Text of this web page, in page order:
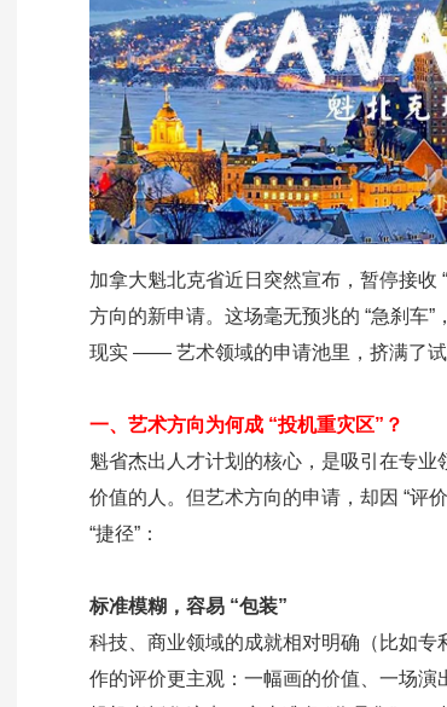
加拿大魁北克省近日突然宣布，暂停接收
方向的新申请。这场毫无预兆的 “急刹车
现实 —— 艺术领域的申请池里，挤满了试
一、艺术方向为何成 “投机重灾区”？
魁省杰出人才计划的核心，是吸引在专业
价值的人。但艺术方向的申请，却因 “评
“捷径”：
标准模糊，容易 “包装”
科技、商业领域的成就相对明确（比如专
作的评价更主观：一幅画的价值、一场演